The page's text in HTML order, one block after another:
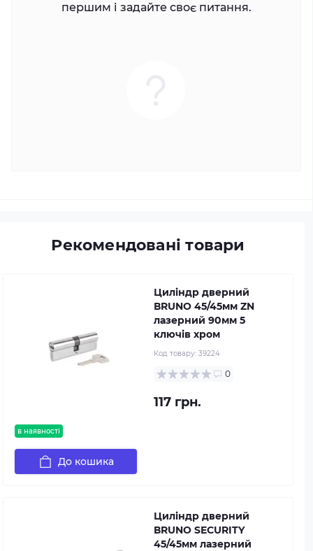
першим і задайте своє питання.
Рекомендовані товари
в наявності
Циліндр дверний
ВRUNO 45/45мм ZN
лазерний 90мм 5
ключів хром
Код товару: 39224
0
117 грн.
До кошика
Циліндр дверний
ВRUNO SECURITY
45/45мм лазерний